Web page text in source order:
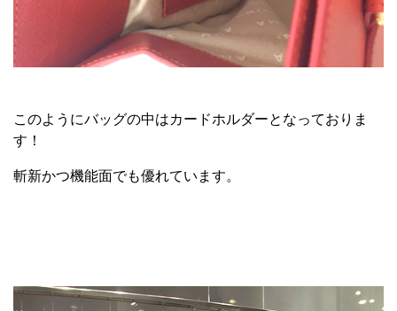
このようにバッグの中はカードホルダーとなっておりま
す！
斬新かつ機能面でも優れています。